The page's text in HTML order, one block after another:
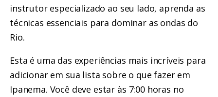
instrutor especializado ao seu lado, aprenda as
técnicas essenciais para dominar as ondas do
Rio.
Esta é uma das experiências mais incríveis para
adicionar em sua lista sobre o que fazer em
Ipanema. Você deve estar às 7:00 horas no